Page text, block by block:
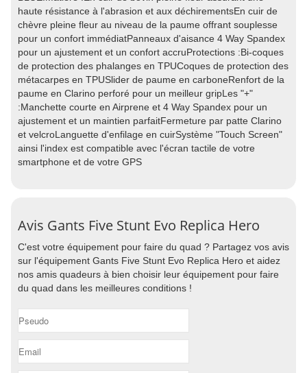
haute résistance à l'abrasion et aux déchirementsEn cuir de
chèvre pleine fleur au niveau de la paume offrant souplesse
pour un confort immédiatPanneaux d'aisance 4 Way Spandex
pour un ajustement et un confort accruProtections :Bi-coques
de protection des phalanges en TPUCoques de protection des
métacarpes en TPUSlider de paume en carboneRenfort de la
paume en Clarino perforé pour un meilleur gripLes "+"
:Manchette courte en Airprene et 4 Way Spandex pour un
ajustement et un maintien parfaitFermeture par patte Clarino
et velcroLanguette d'enfilage en cuirSystème "Touch Screen"
ainsi l'index est compatible avec l'écran tactile de votre
smartphone et de votre GPS
Avis Gants Five Stunt Evo Replica Hero
C'est votre équipement pour faire du quad ? Partagez vos avis
sur l'équipement Gants Five Stunt Evo Replica Hero et aidez
nos amis quadeurs à bien choisir leur équipement pour faire
du quad dans les meilleures conditions !